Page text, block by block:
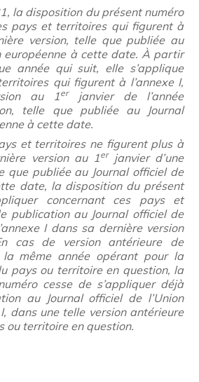
la disposition du présent numéro
pays et territoires qui figurent à
version, telle que publiée au
européenne à cette date. À partir
année qui suit, elle s’applique
qui figurent à l’annexe I,
au 1erjanvier de l’année
telle que publiée au Journal
à cette date.
et territoires ne figurent plus à
version au 1erjanvier d’une
que publiée au Journal officiel de
date, la disposition du présent
concernant ces pays et
publication au Journal officiel de
I dans sa dernière version
cas de version antérieure de
même année opérant pour la
pays ou territoire en question, la
cesse de s’appliquer déjà
au Journal officiel de l’Union
dans une telle version antérieure
ou territoire en question.